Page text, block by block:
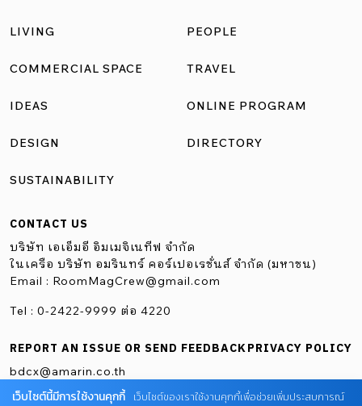
พยาบาลในตัวเมืองได้อีกด้วย หลังจากที่คุณนาจบการศึกษาที่
ให้เรียบร้อยลงตัวและพร้อมใช้เสียเลย พื้นที่ไม่มาก แต่ใช้ได้มาก
สิ่งแรกที่คุณนาได้ออกแบบลงไปใหม่ในบ้านหลังนี้ก็คือ การ
ไม่ว่าจะเป็นครัว หรือตู้เก็บของต่าง ๆ จากผังจะเห็นได้ว่า ส่วน
เมื่อมองจากหน้าบ้านจะมองทะลุไปยังหลังบ้านได้เลย ด้วยวิธี
การนี้เอง ทำให้พื้นที่ในบ้านและดูกว้างขวางมากยิ่งขึ้น ทั้งยัง
ทำให้มีพื้นที่พอที่จะเพิ่มครัวแบบไอส์แลนด์ และโต๊ะรับประทาน
อาหารไว้กลางบ้านได้อีกด้วย ซึ่งจุดนี้เองเธอได้เล่าให้ฟังว่า เป็น
อย่างคุ้มค่าเป็นอย่างมาก เมื่อกลับมาทำบ้านของตัวเอง จึงเลือก
ที่จะออกแบบพื้นที่ทั้งหมดให้สามารถถูกเก็บซ่อนได้โดยง่าย ทั้ง
LIVING
COMMERCIAL SPACE
IDEAS
DESIGN
SUSTAINABILITY
PEOPLE
TRAVEL
ONLINE PROGRAM
DIRECTORY
CONTACT US
บริษัท เอเอ็มอี อิมเมจิเนทีฟ จำกัด
ในเครือ บริษัท อมรินทร์ คอร์เปอเรชั่นส์ จำกัด (มหาชน)
Email : RoomMagCrew@gmail.com
Tel : 0-2422-9999 ต่อ 4220
REPORT AN ISSUE OR SEND FEEDBACK
bdcx@amarin.co.th
PRIVACY POLICY
เว็บไซต์นี้มีการใช้งานคุกกี้ เว็บไซต์ของเราใช้งานคุกกี้เพื่อช่วยเพิ่มประสบการณ์